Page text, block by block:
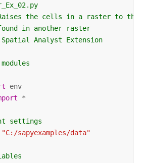
the cells in a raster to the
in another raster
Spatial Analyst Extension
env
*
settings
"C:/sapyexamples/data"